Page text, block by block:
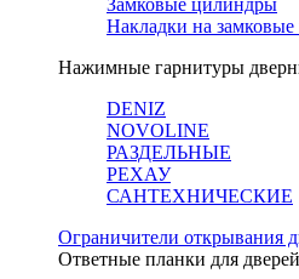
Замковые цилиндры
Накладки на
Нажимные гарнитуры
DENIZ
NOVOLINE
РАЗДЕЛЬНЫЕ
РЕХАУ
САНТЕХНИЧЕСКИЕ
Ограничители открывания
Ответные планки для